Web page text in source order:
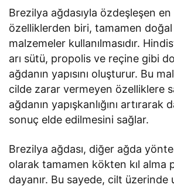
Brezilya ağdasıyla özdeşleşen
özelliklerden biri, tamamen
malzemeler kullanılmasıdır.
arı sütü, propolis ve reçine gibi
ağdanın yapısını oluşturur. Bu
cilde zarar vermeyen özelliklere
ağdanın yapışkanlığını artırarak
sonuç elde edilmesini sağlar.
Brezilya ağdası, diğer ağda
olarak tamamen kökten kıl alma
dayanır. Bu sayede, cilt üzerinde